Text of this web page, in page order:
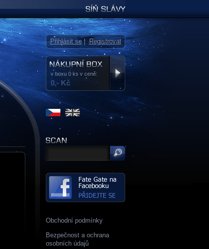
Obchodní podmínky
Bezpečnost a ochrana
osobních údajů
v boxu 0 ks v ceně:
0,- Kč
Přihlásit se|Registrovat
Síň slávy